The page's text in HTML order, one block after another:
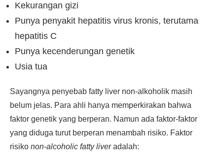
Kekurangan gizi
Punya penyakit hepatitis virus kronis, terutama
hepatitis C
Punya kecenderungan genetik
Usia tua
Sayangnya penyebab fatty liver non-alkoholik masih
belum jelas. Para ahli hanya memperkirakan bahwa
faktor genetik yang berperan. Namun ada faktor-faktor
yang diduga turut berperan menambah risiko. Faktor
risiko non-alcoholic fatty liveradalah: